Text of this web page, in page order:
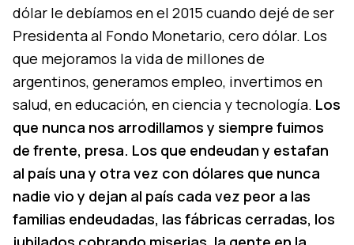
dólar le debíamos en el 2015 cuando dejé de ser
Presidenta al Fondo Monetario, cero dólar. Los
que mejoramos la vida de millones de
argentinos, generamos empleo, invertimos en
salud, en educación, en ciencia y tecnología. Los
que nunca nos arrodillamos y siempre fuimos
de frente, presa. Los que endeudan y estafan
al país una y otra vez con dólares que nunca
nadie vio y dejan al país cada vez peor a las
familias endeudadas, las fábricas cerradas, los